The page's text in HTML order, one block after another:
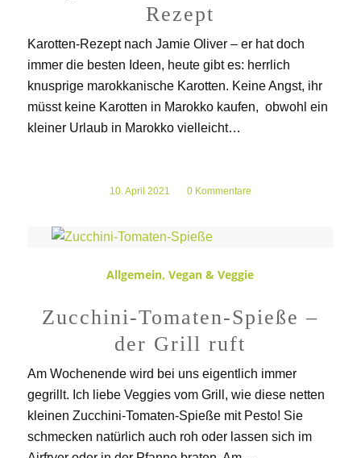
Rezept
Karotten-Rezept nach Jamie Oliver – er hat doch
immer die besten Ideen, heute gibt es: herrlich
knusprige marokkanische Karotten. Keine Angst, ihr
müsst keine Karotten in Marokko kaufen, obwohl ein
kleiner Urlaub in Marokko vielleicht…
10. April 2021
/ 0 Kommentare
Allgemein,Vegan & Veggie
Zucchini-Tomaten-Spieße –
der Grill ruft
Am Wochenende wird bei uns eigentlich immer
gegrillt. Ich liebe Veggies vom Grill, wie diese netten
kleinen Zucchini-Tomaten-Spieße mit Pesto! Sie
schmecken natürlich auch roh oder lassen sich im